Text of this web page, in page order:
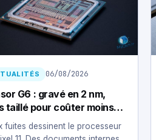
06/08/2026
G6 : gravé en 2 nm,
taillé pour coûter moins
fuites dessinent le processeur